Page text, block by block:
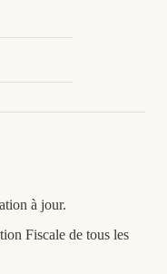
à jour.
Fiscale de tous les